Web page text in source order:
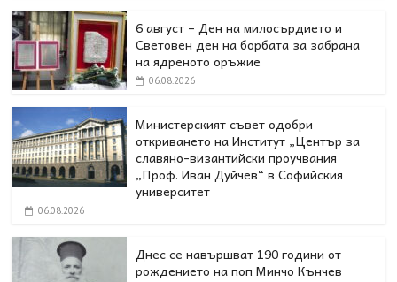
6 август – Ден на милосърдието и
Световен ден на борбата за забрана
на ядреното оръжие
06.08.2026
Министерският съвет одобри
откриването на Институт „Център за
славяно-византийски проучвания
„Проф. Иван Дуйчев“ в Софийския
университет
06.08.2026
Днес се навършват 190 години от
рождението на поп Минчо Кънчев